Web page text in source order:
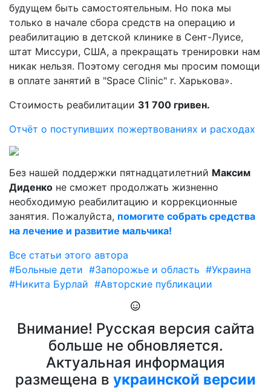
будущем быть самостоятельным. Но пока мы
только в начале сбора средств на операцию и
реабилитацию в детской клинике в Сент-Луисе,
штат Миссури, США, а прекращать тренировки нам
никак нельзя. Поэтому сегодня мы просим помощи
в оплате занятий в "Space Clinic" г. Харькова».
Стоимость реабилитации 31 700 гривен.
Отчёт о поступивших пожертвованиях и расходах
Без нашей поддержки пятнадцатилетний Максим
Диденко не сможет продолжать жизненно
необходимую реабилитацию и коррекционные
занятия. Пожалуйста, помогите собрать средства
на лечение и развитие мальчика!
Все статьи этого автора
#Больные дети #Запорожье и область #Украина
#Никита Бурлай #Авторские публикации
Внимание! Русская версия сайта
больше не обновляется.
Актуальная информация
размещена в украинской версии